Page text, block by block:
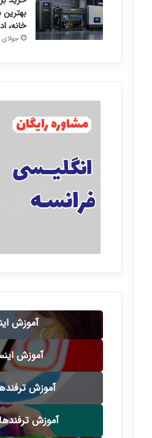
خانه،
جولای 29, 2026
آموزش
آموزش
آموزش
آموزش